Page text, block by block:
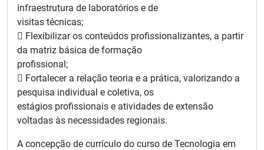
infraestrutura de laboratórios e de
visitas técnicas;
 Flexibilizar os conteúdos profissionalizantes, a partir
da matriz básica de formação
profissional;
 Fortalecer a relação teoria e a prática, valorizando a
pesquisa individual e coletiva, os
estágios profissionais e atividades de extensão
voltadas às necessidades regionais.
A concepção de currículo do curso de Tecnologia em